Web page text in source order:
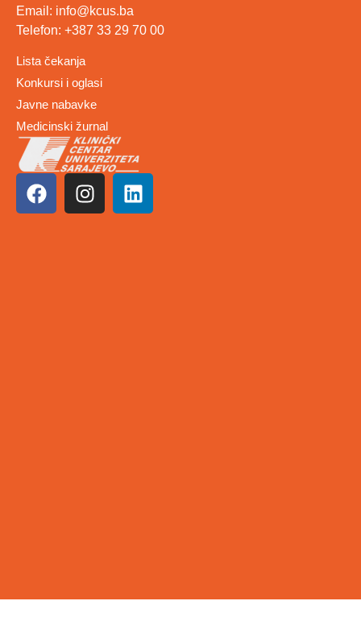
Email: info@kcus.ba
Telefon: +387 33 29 70 00
Lista čekanja
Konkursi i oglasi
Javne nabavke
Medicinski žurnal